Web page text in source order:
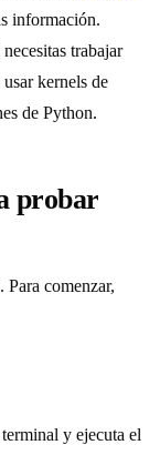
información.
necesitas trabajar
kernels de
de Python.
probar
comenzar,
y ejecuta el